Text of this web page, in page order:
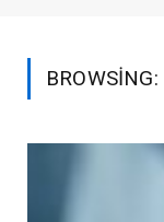
BROWSING: